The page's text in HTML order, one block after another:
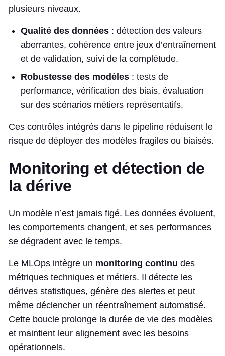
plusieurs niveaux.
Qualité des données : détection des valeurs
aberrantes, cohérence entre jeux d’entraînement
et de validation, suivi de la complétude.
Robustesse des modèles : tests de
performance, vérification des biais, évaluation
sur des scénarios métiers représentatifs.
Ces contrôles intégrés dans le pipeline réduisent le
risque de déployer des modèles fragiles ou biaisés.
Monitoring et détection de
la dérive
Un modèle n’est jamais figé. Les données évoluent,
les comportements changent, et ses performances
se dégradent avec le temps.
Le MLOps intègre un monitoring continu des
métriques techniques et métiers. Il détecte les
dérives statistiques, génère des alertes et peut
même déclencher un réentraînement automatisé.
Cette boucle prolonge la durée de vie des modèles
et maintient leur alignement avec les besoins
opérationnels.